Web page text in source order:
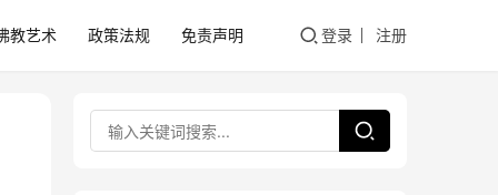
教艺术 政策法规 免责声明 登录 注册